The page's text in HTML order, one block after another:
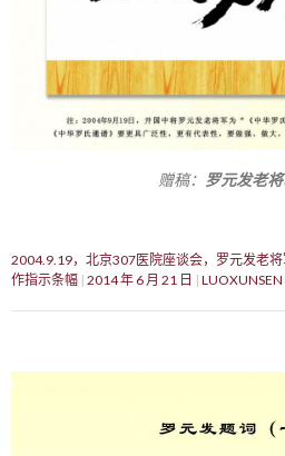
赠稿： 罗元发老
2004.9.19，北京307医院座谈会，罗元发老
作指示条幅 2014 年 6 月 21 日 LUOXUNSEN